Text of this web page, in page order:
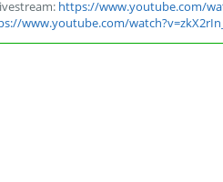
https://www.youtube.com/
www.youtube.com/